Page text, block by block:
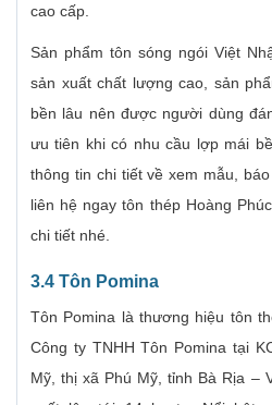
cao cấp.
Sản phẩm tôn sóng ngói Việt
sản xuất chất lượng cao, sản
bền lâu nên được người dùng
ưu tiên khi có nhu cầu lợp mái
thông tin chi tiết về xem mẫu,
liên hệ ngay tôn thép Hoàng
chi tiết nhé.
3.4 Tôn Pomina
Tôn Pomina là thương hiệu tôn
Công ty TNHH Tôn Pomina tại
Mỹ, thị xã Phú Mỹ, tỉnh Bà Rịa –